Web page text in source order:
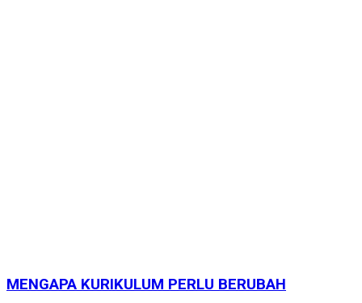
MENGAPA KURIKULUM PERLU BERUBAH